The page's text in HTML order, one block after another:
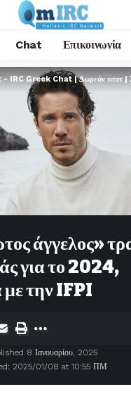
Chat Επικοινωνία
άγγελος»
για το 2024,
την IFPI
2025/01/08 at 10:55 ΠΜ
8 Ιανουαρίου, 2025